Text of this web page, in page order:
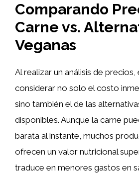
Comparando
Carne vs.
Veganas
Al realizar un análisis de
considerar no solo el costo
sino también el de las
disponibles. Aunque la carne
barata al instante, muchos
ofrecen un valor nutricional
traduce en menores gastos en